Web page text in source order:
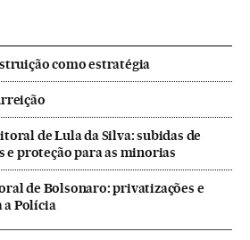
como estratégia
de Lula da Silva: subidas de
e proteção para as minorias
de Bolsonaro: privatizações e
a Polícia